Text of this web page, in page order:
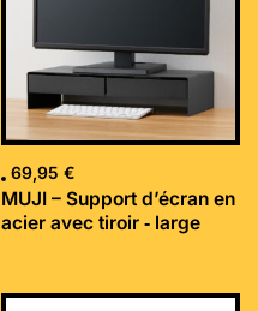
69,95 €
MUJI – Support d’écran en
acier avec tiroir ‐ large